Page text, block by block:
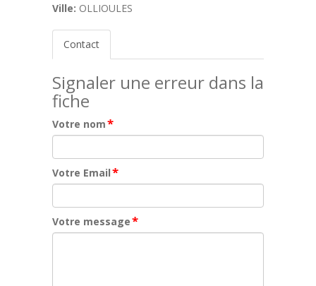
Ville: OLLIOULES
Contact
Signaler une erreur dans la
fiche
Votre nom*
Votre Email*
Votre message*